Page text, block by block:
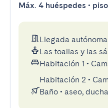
Máx. 4 huéspedes •
Llegada autónoma
Las toallas y las
Habitación 1 •
Habitación 2 •
Baño • aseo,